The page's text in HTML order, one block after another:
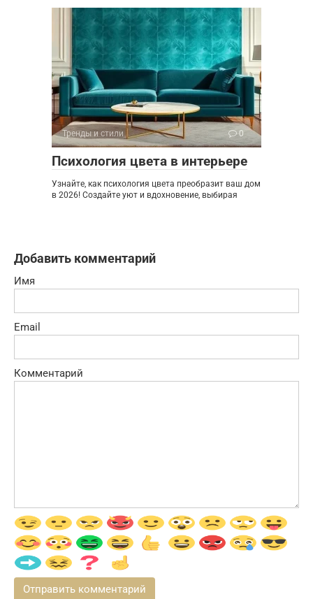
Тренды и стили 0
Психология цвета в интерьере
Узнайте, как психология цвета преобразит ваш дом
в 2026! Создайте уют и вдохновение, выбирая
Добавить комментарий
Имя
Email
Комментарий